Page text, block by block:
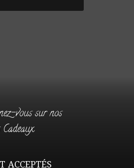
vous sur nos
Cadeaux
ACCEPTÉS